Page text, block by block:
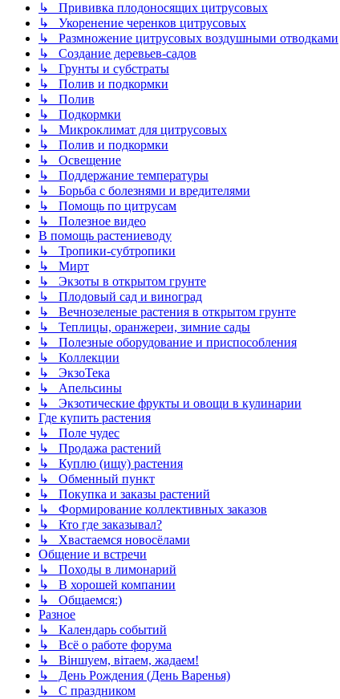
↳ Прививка плодоносящих цитрусовых
↳ Укоренение черенков цитрусовых
↳ Размножение цитрусовых воздушными отводками
↳ Создание деревьев-садов
↳ Грунты и субстраты
↳ Полив и подкормки
↳ Полив
↳ Подкормки
↳ Микроклимат для цитрусовых
↳ Полив и подкормки
↳ Освещение
↳ Поддержание температуры
↳ Борьба с болезнями и вредителями
↳ Помощь по цитрусам
↳ Полезное видео
В помощь растениеводу
↳ Тропики-субтропики
↳ Мирт
↳ Экзоты в открытом грунте
↳ Плодовый сад и виноград
↳ Вечнозеленые растения в открытом грунте
↳ Теплицы, оранжереи, зимние сады
↳ Полезные оборудование и приспособления
↳ Коллекции
↳ ЭкзоТека
↳ Апельсины
↳ Экзотические фрукты и овощи в кулинарии
Где купить растения
↳ Поле чудес
↳ Продажа растений
↳ Куплю (ищу) растения
↳ Обменный пункт
↳ Покупка и заказы растений
↳ Формирование коллективных заказов
↳ Кто где заказывал?
↳ Хвастаемся новосёлами
Общение и встречи
↳ Походы в лимонарий
↳ В хорошей компании
↳ Общаемся:)
Разное
↳ Календарь событий
↳ Всё о работе форума
↳ Віншуем, вітаем, жадаем!
↳ День Рождения (День Варенья)
↳ С праздником